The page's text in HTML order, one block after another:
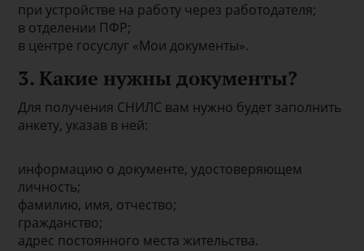
при устройстве на работу через работодателя;
в отделении ПФР;
в центре госуслуг «Мои документы».
3. Какие нужны документы?
Для получения СНИЛС вам нужно будет заполнить
анкету, указав в ней:
информацию о документе, удостоверяющем
личность;
фамилию, имя, отчество;
гражданство;
адрес постоянного места жительства.